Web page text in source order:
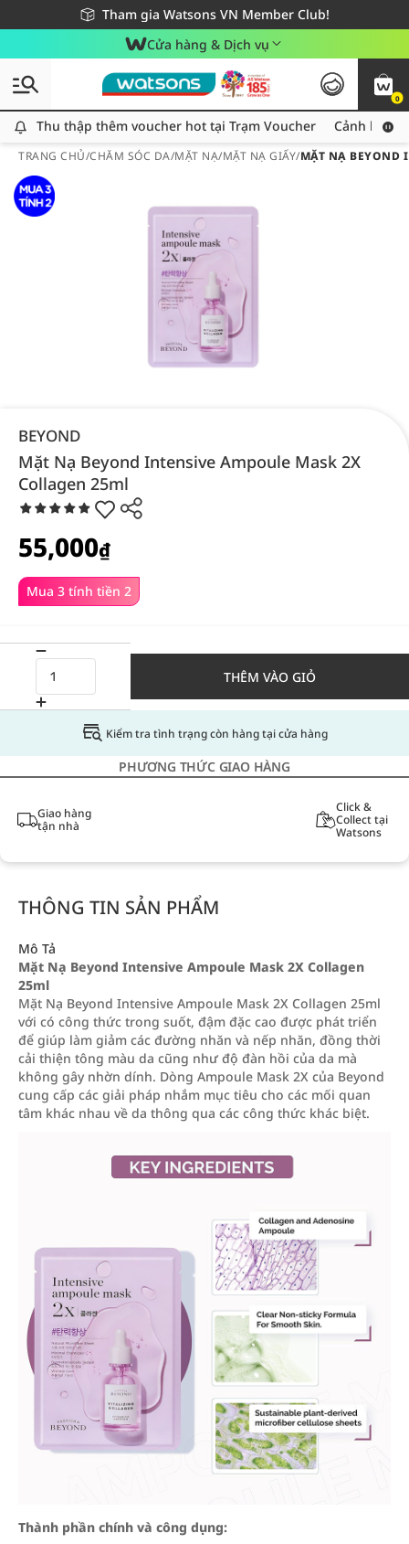
Tham gia Watsons VN Member Club!
Miễn phí giao hàng cho đơn hàng từ 249,000Đ
Giao hàng nhanh 24h - Áp dụng khu vực TP. Hồ Chí Minh
Cửa hàng & Dịch vụ
0
Thu thập thêm voucher hot tại Trạm Voucher
Thu thập thêm voucher hot tại Trạm Voucher Cảnh báo
TRANG CHỦ/CHĂM SÓC DA/MẶT NẠ/MẶT NẠ GIẤY/MẶT NẠ BEYOND
BEYOND
Mặt Nạ Beyond Intensive Ampoule Mask 2X
Collagen 25ml
Mua 3 tính tiền 2
55,000₫
THÊM VÀO GIỎ
Kiểm tra tình trạng còn hàng tại cửa hàng
PHƯƠNG THỨC GIAO HÀNG
Giao hàng
tận nhà
Click &
Collect tại
Watsons
THÔNG TIN SẢN PHẨM
Mô Tả
Mặt Nạ Beyond Intensive Ampoule Mask 2X Collagen
25ml
Mặt Nạ Beyond Intensive Ampoule Mask 2X Collagen 25ml
với có công thức trong suốt, đậm đặc cao được phát triển
để giúp làm giảm các đường nhăn và nếp nhăn, đồng thời
cải thiện tông màu da cũng như độ đàn hồi của da mà
không gây nhờn dính. Dòng Ampoule Mask 2X của Beyond
cung cấp các giải pháp nhắm mục tiêu cho các mối quan
tâm khác nhau về da thông qua các công thức khác biệt.
Thành phần chính và công dụng: